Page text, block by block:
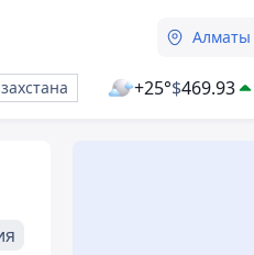
Алматы
+25°$469.93